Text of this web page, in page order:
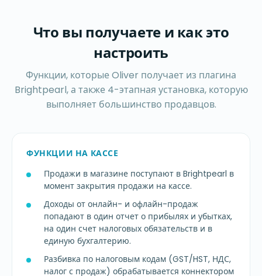
Что вы получаете и как это
настроить
Функции, которые Oliver получает из плагина
Brightpearl, а также 4-этапная установка, которую
выполняет большинство продавцов.
ФУНКЦИИ НА КАССЕ
Продажи в магазине поступают в Brightpearl в
момент закрытия продажи на кассе.
Доходы от онлайн- и офлайн-продаж
попадают в один отчет о прибылях и убытках,
на один счет налоговых обязательств и в
единую бухгалтерию.
Разбивка по налоговым кодам (GST/HST, НДС,
налог с продаж) обрабатывается коннектором